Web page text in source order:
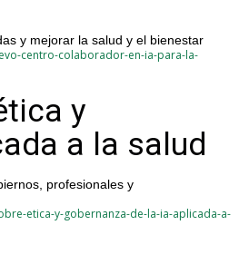
y mejorar la salud y el bienestar
centro-colaborador-en-ia-para-la-
y
a la salud
profesionales y
etica-y-gobernanza-de-la-ia-aplicada-a-